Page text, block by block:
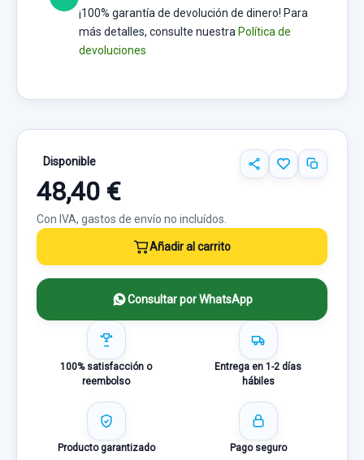
¡100% garantía de devolución de dinero! Para
más detalles, consulte nuestra Política de
devoluciones
Disponible
48,40 €
Con IVA, gastos de envío no incluídos.
Añadir al carrito
Consultar por WhatsApp
100% satisfacción o
reembolso
Entrega en 1-2 días
hábiles
Producto garantizado Pago seguro